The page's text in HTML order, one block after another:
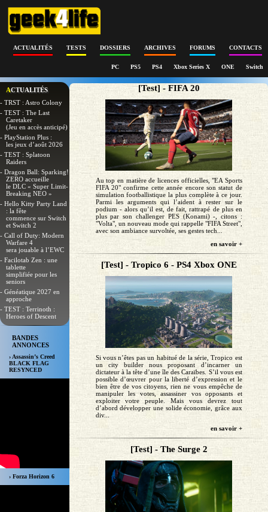
ACTUALITÉS TESTS DOSSIERS ARCHIVES FORUMS CONTACTS
PC PS5 PS4 Xbox Series X ONE Switch
ACTUALITÉS
- TRST : Astro Colony
- TEST : The Last
Caretaker
(Jeu en accès anticipé)
- PlayStation Plus :
les jeux d’août 2026
- TEST : Splatoon
Raiders
- Dragon Ball: Sparking!
ZERO accueille
le DLC « Super Limit-
Breaking NEO »
- Hello Kitty Party Land
: la fête
commence sur Switch
et Switch 2
- Call of Duty: Modern
Warfare 4
sera jouable à l’EWC
- Facilotab Zen : une
tablette
simplifiée pour les
seniors
- Généatique 2027 en
approche
- TEST : Terrinoth :
Heroes of Descent
BANDES
ANNONCES
› Assassin’s Creed
BLACK FLAG
RESYNCED
› Forza Horizon 6
[Test] - FIFA 20
Au top en matière de licences officielles, "EA Sports
FIFA 20" confirme cette année encore son statut de
simulation footballistique la plus complète à ce jour.
Parmi les arguments qui l’aident à rester sur le
podium - alors qu’il est, de fait, rattrapé de plus en
plus par son challenger PES (Konami) -, citons :
"Volta", un nouveau mode qui rappelle "FIFA Street",
avec son ambiance survoltée, ses gestes tech...
en savoir +
[Test] - Tropico 6 - PS4 Xbox ONE
Si vous n’êtes pas un habitué de la série, Tropico est
un city builder nous proposant d’incarner un
dictateur à la tête d’une île des Caraïbes. S’il vous est
possible d’œuvrer pour la liberté d’expression et le
bien être de vos citoyens, rien ne vous empêche de
manipuler les votes, assassiner vos opposants et
exploiter votre peuple. Mais vous devrez tout
d’abord développer une solide économie, grâce aux
div...
en savoir +
[Test] - The Surge 2